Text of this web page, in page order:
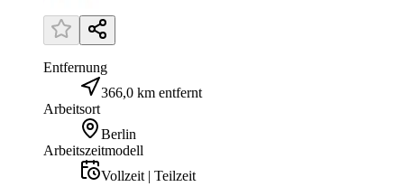
Entfernung
366,0 km entfernt
Arbeitsort
Berlin
Arbeitszeitmodell
Vollzeit | Teilzeit